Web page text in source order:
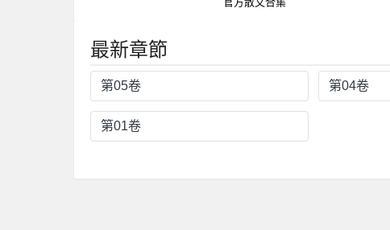
最新章節
第05卷 第04卷
第01卷